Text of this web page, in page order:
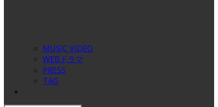
MUSIC VIDEO
WEBドラマ
PRESS
TAG